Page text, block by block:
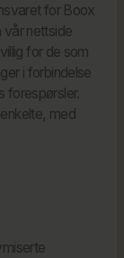
for Boox
vår nettside
for de som
i forbindelse
forespørsler.
med